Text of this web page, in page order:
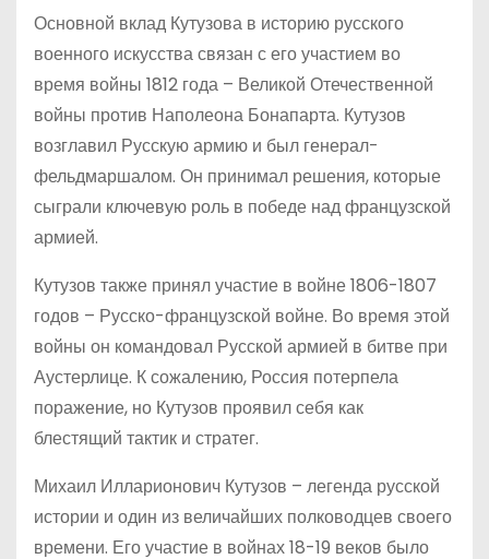
Основной вклад Кутузова в историю русского
военного искусства связан с его участием во
время войны 1812 года – Великой Отечественной
войны против Наполеона Бонапарта. Кутузов
возглавил Русскую армию и был генерал-
фельдмаршалом. Он принимал решения, которые
сыграли ключевую роль в победе над французской
армией.
Кутузов также принял участие в войне 1806-1807
годов – Русско-французской войне. Во время этой
войны он командовал Русской армией в битве при
Аустерлице. К сожалению, Россия потерпела
поражение, но Кутузов проявил себя как
блестящий тактик и стратег.
Михаил Илларионович Кутузов – легенда русской
истории и один из величайших полководцев своего
времени. Его участие в войнах 18-19 веков было